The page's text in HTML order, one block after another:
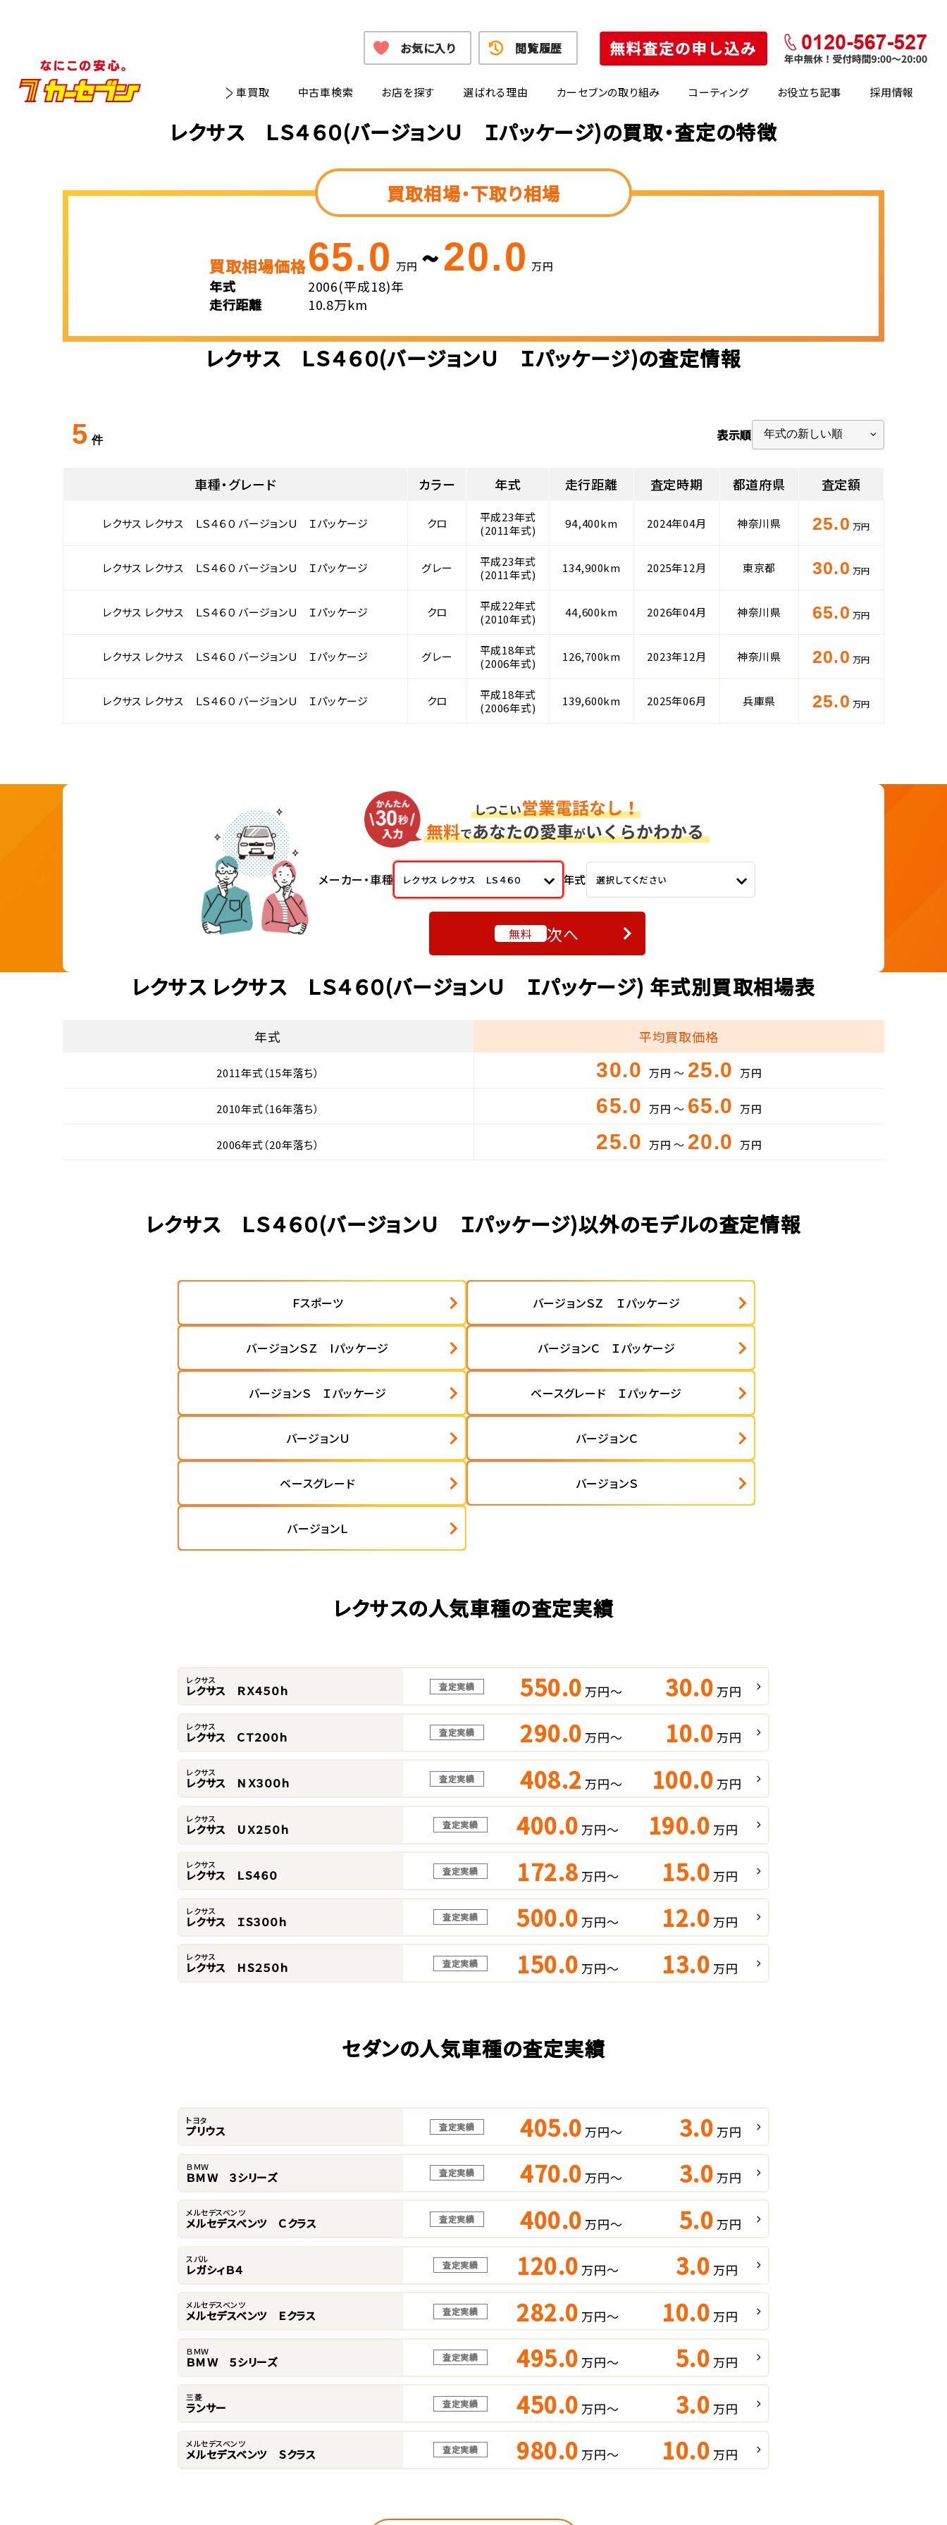
車買取 中古車検索 お店を探す 選ばれる理由 カーセブンの取り組み コーティング お役立ち記事 採用情報
お気に入り 閲覧履歴
レクサス ＬＳ４６０(バージョンＵ Ｉパッケージ)の買取・査定の特徴
買取相場・下取り相場
買取相場価格65.0 万円 ~20.0 万円
年式
2006(平成18)年
走行距離
10.8万km
レクサス ＬＳ４６０(バージョンＵ Ｉパッケージ)の査定情報
5 件 表示順
車種・グレード カラー 年式 走行距離 査定時期 都道府県 査定額
レクサス レクサス ＬＳ４６０ バージョンＵ Ｉパッケージ クロ
平成23年式
(2011年式)
94,400km 2024年04月 神奈川県 25.0 万円
レクサス レクサス ＬＳ４６０ バージョンＵ Ｉパッケージ グレー
平成23年式
(2011年式)
134,900km 2025年12月 東京都 30.0 万円
レクサス レクサス ＬＳ４６０ バージョンＵ Ｉパッケージ クロ
平成22年式
(2010年式)
44,600km 2026年04月 神奈川県 65.0 万円
レクサス レクサス ＬＳ４６０ バージョンＵ Ｉパッケージ グレー
平成18年式
(2006年式)
126,700km 2023年12月 神奈川県 20.0 万円
レクサス レクサス ＬＳ４６０ バージョンＵ Ｉパッケージ クロ
平成18年式
(2006年式)
139,600km 2025年06月 兵庫県 25.0 万円
メーカー・車種 レクサス レクサス ＬＳ４６０ 年式 選択してください
無料 次へ
レクサス レクサス ＬＳ４６０(バージョンＵ Ｉパッケージ) 年式別買取相場表
年式 平均買取価格
2011年式（15年落ち） 30.0 万円 ～ 25.0 万円
2010年式（16年落ち） 65.0 万円 ～ 65.0 万円
2006年式（20年落ち） 25.0 万円 ～ 20.0 万円
レクサス ＬＳ４６０(バージョンＵ Ｉパッケージ)以外のモデルの査定情報
Ｆスポーツ バージョンＳＺ Ｉパッケージ
バージョンＳＺ Iパッケージ バージョンＣ Ｉパッケージ
バージョンＳ Ｉパッケージ ベースグレード Ｉパッケージ
バージョンＵ バージョンＣ
ベースグレード バージョンＳ
バージョンＬ
レクサスの人気車種の査定実績
レクサス
レクサス ＲＸ４５０ｈ 査定実績 550.0 万円～ 30.0 万円
レクサス
レクサス ＣＴ２００ｈ 査定実績 290.0 万円～ 10.0 万円
レクサス
レクサス ＮＸ３００ｈ 査定実績 408.2 万円～ 100.0 万円
レクサス
レクサス ＵＸ２５０ｈ 査定実績 400.0 万円～ 190.0 万円
レクサス
レクサス ＬＳ４６０ 査定実績 172.8 万円～ 15.0 万円
レクサス
レクサス ＩＳ３００ｈ 査定実績 500.0 万円～ 12.0 万円
レクサス
レクサス ＨＳ２５０ｈ 査定実績 150.0 万円～ 13.0 万円
セダンの人気車種の査定実績
トヨタ
プリウス 査定実績 405.0 万円～ 3.0 万円
ＢＭＷ
ＢＭＷ ３シリーズ 査定実績 470.0 万円～ 3.0 万円
メルセデスベンツ
メルセデスベンツ Ｃクラス 査定実績 400.0 万円～ 5.0 万円
スバル
レガシィＢ４ 査定実績 120.0 万円～ 3.0 万円
メルセデスベンツ
メルセデスベンツ Ｅクラス 査定実績 282.0 万円～ 10.0 万円
ＢＭＷ
ＢＭＷ ５シリーズ 査定実績 495.0 万円～ 5.0 万円
三菱
ランサー 査定実績 450.0 万円～ 3.0 万円
メルセデスベンツ
メルセデスベンツ Ｓクラス 査定実績 980.0 万円～ 10.0 万円